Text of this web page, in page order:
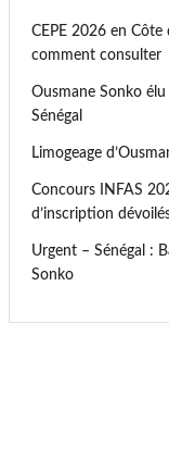
CEPE 2026 en Côte
comment consulter
Ousmane Sonko
Sénégal
Limogeage
Concours INFAS
d’inscription
Urgent – Sénégal :
Sonko